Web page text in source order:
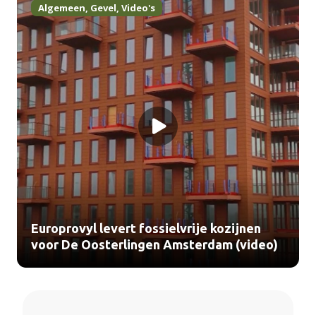
Algemeen, Gevel, Video's
Europrovyl levert fossielvrije kozijnen
voor De Oosterlingen Amsterdam (video)